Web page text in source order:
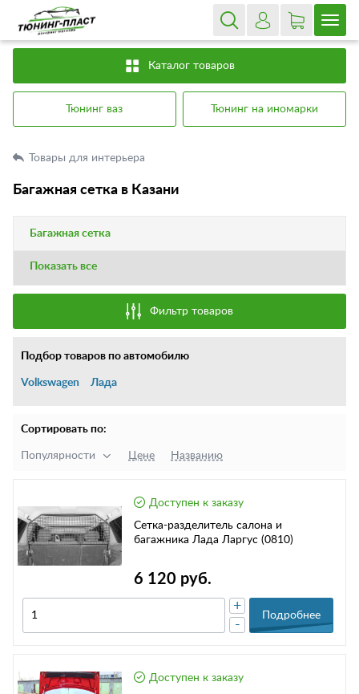
Каталог товаров
Тюнинг ваз Тюнинг на иномарки
Товары для интерьера
Багажная сетка в Казани
Багажная сетка
Показать все
Фильтр товаров
Подбор товаров по автомобилю
Volkswagen Лада
Сортировать по:
Популярности Цене Названию
Доступен к заказу
Сетка-разделитель салона и
багажника Лада Ларгус (0810)
6 120 руб.
-
+
Подробнее
Доступен к заказу